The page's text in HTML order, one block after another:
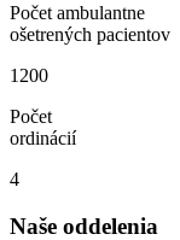
Počet ambulantne
ošetrených pacientov
1200
Počet
ordinácií
4
Naše oddelenia